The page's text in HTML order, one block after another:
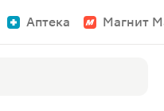
Аптека Магнит